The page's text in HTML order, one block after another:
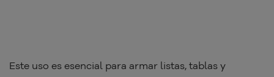
Este uso es esencial para armar listas, tablas y